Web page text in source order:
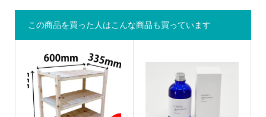
この商品を買った人はこんな商品も買っています